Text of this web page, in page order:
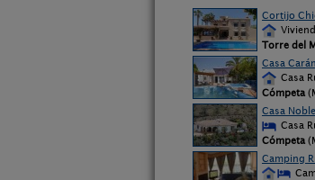
Cortijo
Torre del
Casa
Casa
Cómpeta
Casa
Casa
Cómpeta
Camping